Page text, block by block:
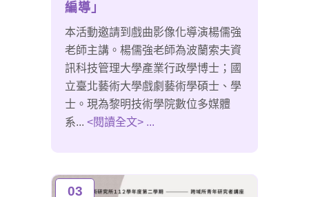
編導」
本活動邀請到戲曲影像化導演楊儒強
老師主講。楊儒強老師為波蘭索夫資
訊科技管理大學產業行政學博士；國
立臺北藝術大學戲劇藝術學碩士、學
士。現為黎明技術學院數位多媒體
系... <閱讀全文> ...
03